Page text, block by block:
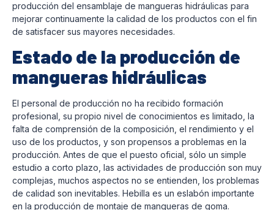
producción del ensamblaje de mangueras hidráulicas para
mejorar continuamente la calidad de los productos con el fin
de satisfacer sus mayores necesidades.
Estado de la producción de
mangueras hidráulicas
El personal de producción no ha recibido formación
profesional, su propio nivel de conocimientos es limitado, la
falta de comprensión de la composición, el rendimiento y el
uso de los productos, y son propensos a problemas en la
producción. Antes de que el puesto oficial, sólo un simple
estudio a corto plazo, las actividades de producción son muy
complejas, muchos aspectos no se entienden, los problemas
de calidad son inevitables. Hebilla es un eslabón importante
en la producción de montaje de mangueras de goma.